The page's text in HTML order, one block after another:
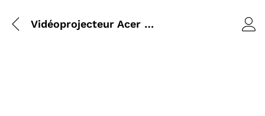
Vidéoprojecteur Acer X1123HP | DLP 4000 lm | 1920×1200 | HDMI VGA